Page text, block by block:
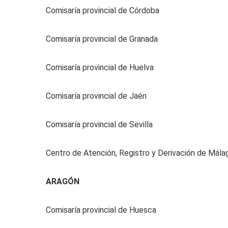
Comisaría provincial de Córdoba
Comisaría provincial de Granada
Comisaría provincial de Huelva
Comisaría provincial de Jaén
Comisaría provincial de Sevilla
Centro de Atención, Registro y Derivación de
ARAGÓN
Comisaría provincial de Huesca